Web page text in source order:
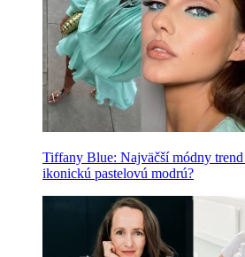
Tiffany Blue: Najväčší módny
ikonickú pastelovú modrú?